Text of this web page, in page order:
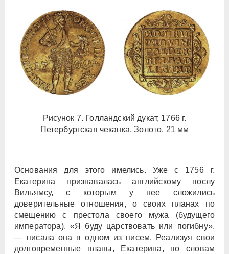
Рисунок 7. Голландский дукат, 1766 г.
Петербургская чеканка. Золото. 21 мм
Основания для этого имелись. Уже с 1756 г.
Екатерина признавалась английскому послу
Вильямсу, с которым у нее сложились
доверительные отношения, о своих планах по
смещению с престола своего мужа (будущего
императора). «Я буду царствовать или погибну»,
— писала она в одном из писем. Реализуя свои
долговременные планы, Екатерина, по словам